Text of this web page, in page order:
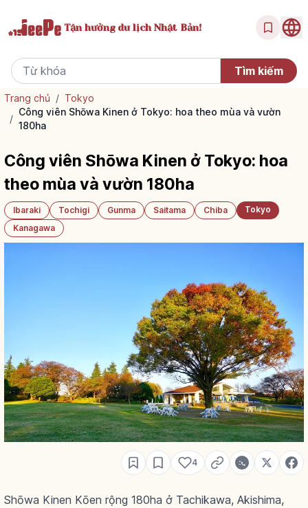
Tận hưởngdu lịch Nhật Bản!
Trang chủ / Tokyo
/
Công viên Shōwa Kinen ở Tokyo: hoa theo mùa và vườn
180ha
Công viên Shōwa Kinen ở Tokyo: hoa
theo mùa và vườn 180ha
Ibaraki Tochigi Gunma Saitama Chiba
Tokyo
Kanagawa
4
Shōwa Kinen Kōen rộng 180ha ở Tachikawa, Akishima,